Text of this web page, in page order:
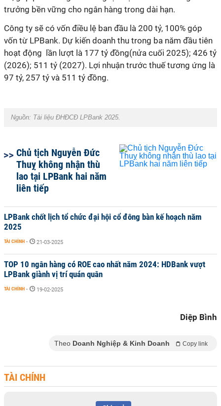
trưởng bền vững cho ngân hàng trong dài hạn.
Công ty sẽ có vốn điều lệ ban đầu là 200 tỷ, 100% góp
vốn từ LPBank. Dự kiến doanh thu trong ba năm đầu tiên
hoạt động lần lượt là 177 tỷ đồng(nửa cuối 2025); 426 tỷ
(2026); 511 tỷ (2027). Lợi nhuận trước thuế tương ứng là
97 tỷ, 257 tỷ và 511 tỷ đồng.
Nguồn: Tài liệu ĐHĐCĐ LPBank 2025.
Chủ tịch Nguyễn Đức
Thuỵ không nhận thù
lao tại LPBank hai năm
liên tiếp
LPBank chốt lịch tổ chức đại hội cổ đông bàn kế hoạch năm
2025
TÀI CHÍNH - 21-03-2025
TOP 10 ngân hàng có ROE cao nhất năm 2024: HDBank vượt
LPBank giành vị trí quán quân
TÀI CHÍNH - 19-02-2025
Diệp Bình
Theo Doanh Nghiệp & Kinh Doanh Copy link
TÀI CHÍNH